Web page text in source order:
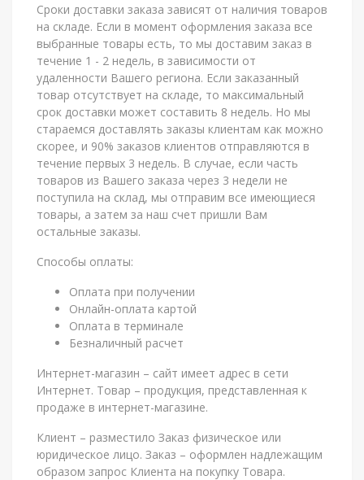
Сроки доставки заказа зависят от наличия товаров
на складе. Если в момент оформления заказа все
выбранные товары есть, то мы доставим заказ в
течение 1 - 2 недель, в зависимости от
удаленности Вашего региона. Если заказанный
товар отсутствует на складе, то максимальный
срок доставки может составить 8 недель. Но мы
стараемся доставлять заказы клиентам как можно
скорее, и 90% заказов клиентов отправляются в
течение первых 3 недель. В случае, если часть
товаров из Вашего заказа через 3 недели не
поступила на склад, мы отправим все имеющиеся
товары, а затем за наш счет пришли Вам
остальные заказы.
Способы оплаты:
Оплата при получении
Онлайн-оплата картой
Оплата в терминале
Безналичный расчет
Интернет-магазин – сайт имеет адрес в сети
Интернет. Товар – продукция, представленная к
продаже в интернет-магазине.
Клиент – разместило Заказ физическое или
юридическое лицо. Заказ – оформлен надлежащим
образом запрос Клиента на покупку Товара.